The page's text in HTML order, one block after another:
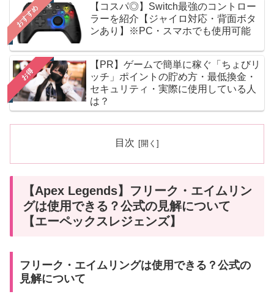
おすすめ
【コスパ◎】Switch最強のコントロー
ラーを紹介【ジャイロ対応・背面ボタ
ンあり】※PC・スマホでも使用可能
お得
【PR】ゲームで簡単に稼ぐ「ちょびリ
ッチ」ポイントの貯め方・最低換金・
セキュリティ・実際に使用している人
は？
目次
【Apex Legends】フリーク・エイムリン
グは使用できる？公式の見解について
【エーペックスレジェンズ】
フリーク・エイムリングは使用できる？公式の
見解について